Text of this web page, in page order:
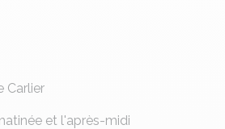
Carlier
et l'après-midi